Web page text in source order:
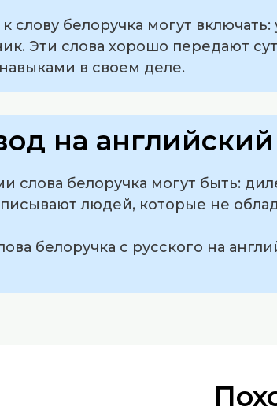
слову белоручка могут
Эти слова хорошо передают
в своем деле.
на
слова белоручка могут быть:
людей, которые не
белоручка с русского на